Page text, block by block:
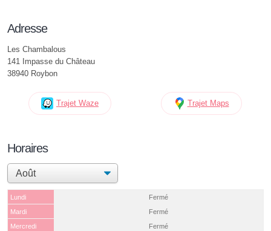
Adresse
Les Chambalous
141 Impasse du Château
38940 Roybon
Trajet Waze Trajet Maps
Horaires
Lundi
Fermé
Mardi
Fermé
Mercredi
Fermé